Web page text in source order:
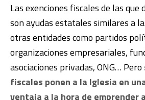
Las exenciones fiscales de las
son ayudas estatales similares a
otras entidades como partidos
organizaciones empresariales,
asociaciones privadas, ONG… Pero
fiscales ponen a la Iglesia en
ventaja a la hora de emprender